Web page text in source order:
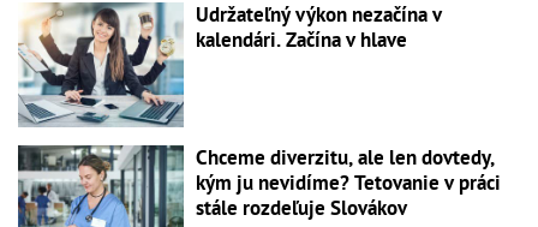
Udržateľný výkon nezačína v
kalendári. Začína v hlave
Chceme diverzitu, ale len dovtedy,
kým ju nevidíme? Tetovanie v práci
stále rozdeľuje Slovákov